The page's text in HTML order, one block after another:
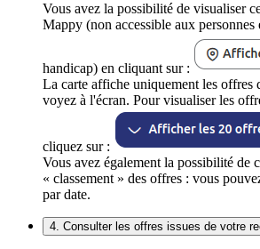
Vous avez la possibilité de visualiser
Mappy (non accessible aux personnes
handicap) en cliquant sur :
La carte affiche uniquement les offres
voyez à l'écran. Pour visualiser les
cliquez sur :
Vous avez également la possibilité de
« classement » des offres : vous
par date.
4. Consulter les offres issues de votre